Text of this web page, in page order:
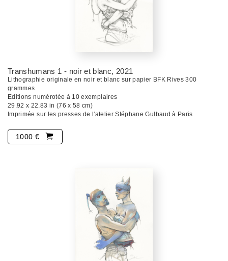
Transhumans 1 - noir et blanc, 2021
Lithographie originale en noir et blanc sur papier BFK Rives 300
grammes
Editions numérotée à 10 exemplaires
29.92 x 22.83 in (76 x 58 cm)
Imprimée sur les presses de l'atelier Stéphane Gulbaud à Paris
1000 €